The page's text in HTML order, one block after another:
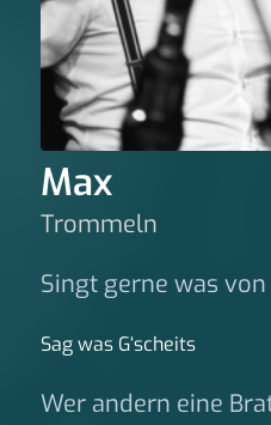
Max
Trommeln
Singt gerne was von
Sag was G‘scheits
Wer andern eine